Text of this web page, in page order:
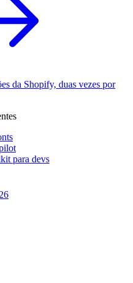
da Shopify, duas vezes por
para devs